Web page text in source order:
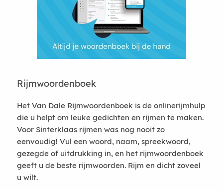
Rijmwoordenboek
Het Van Dale Rijmwoordenboek is de onlinerijmhulp
die u helpt om leuke gedichten en rijmen te maken.
Voor Sinterklaas rijmen was nog nooit zo
eenvoudig! Vul een woord, naam, spreekwoord,
gezegde of uitdrukking in, en het rijmwoordenboek
geeft u de beste rijmwoorden. Rijm en dicht zoveel
u wilt.